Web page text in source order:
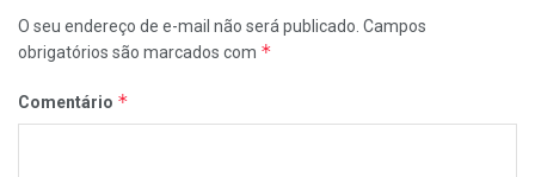
O seu endereço de e-mail não será publicado. Campos
obrigatórios são marcados com *
Comentário *